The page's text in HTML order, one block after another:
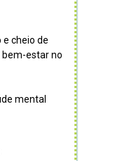
cheio de
bem-estar no
mental